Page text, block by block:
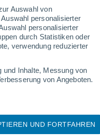
Auswahl von
personalisierter
personalisierter
durch Statistiken oder
verwendung reduzierter
und Inhalte, Messung von
von Angeboten.
UND FORTFAHREN
rissen alles mit sich,